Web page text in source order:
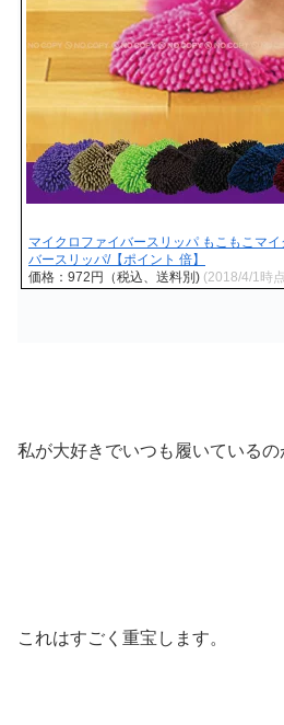
マイクロファイバースリッパ もこもこマイ
バースリッパ/【ポイント 倍】
価格：972円（税込、送料別) (2018/4/1時
私が大好きでいつも履いているの
これはすごく重宝します。